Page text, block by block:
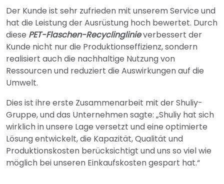
Der Kunde ist sehr zufrieden mit unserem Service und
hat die Leistung der Ausrüstung hoch bewertet. Durch
diese PET-Flaschen-Recyclinglinieverbessert der
Kunde nicht nur die Produktionseffizienz, sondern
realisiert auch die nachhaltige Nutzung von
Ressourcen und reduziert die Auswirkungen auf die
Umwelt.
Dies ist ihre erste Zusammenarbeit mit der Shuliy-
Gruppe, und das Unternehmen sagte: „Shuliy hat sich
wirklich in unsere Lage versetzt und eine optimierte
Lösung entwickelt, die Kapazität, Qualität und
Produktionskosten berücksichtigt und uns so viel wie
möglich bei unseren Einkaufskosten gespart hat.“